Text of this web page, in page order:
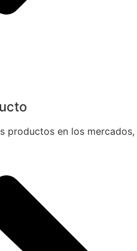
productos en los mercados,